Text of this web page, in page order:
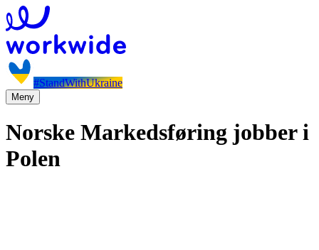
#StandWithUkraine
Meny
Norske Markedsføring jobber i
Polen